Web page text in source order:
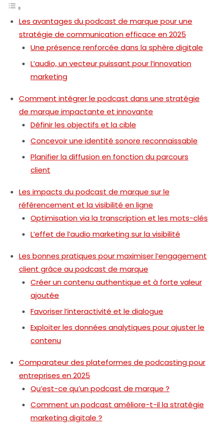
Les avantages du podcast de marque pour une
stratégie de communication efficace en 2025
Une présence renforcée dans la sphère digitale
L’audio, un vecteur puissant pour l’innovation
marketing
Comment intégrer le podcast dans une stratégie
de marque impactante et innovante
Définir les objectifs et la cible
Concevoir une identité sonore reconnaissable
Planifier la diffusion en fonction du parcours
client
Les impacts du podcast de marque sur le
référencement et la visibilité en ligne
Optimisation via la transcription et les mots-clés
L’effet de l’audio marketing sur la visibilité
Les bonnes pratiques pour maximiser l’engagement
client grâce au podcast de marque
Créer un contenu authentique et à forte valeur
ajoutée
Favoriser l’interactivité et le dialogue
Exploiter les données analytiques pour ajuster le
contenu
Comparateur des plateformes de podcasting pour
entreprises en 2025
Qu’est-ce qu’un podcast de marque ?
Comment un podcast améliore-t-il la stratégie
marketing digitale ?